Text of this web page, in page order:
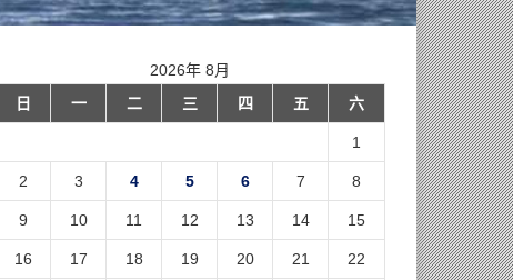
2026年 8月
日
一 二 三 四 五 六
1
2 3 4 5 6 7 8
9 10 11 12 13 14 15
16 17 18 19 20 21 22